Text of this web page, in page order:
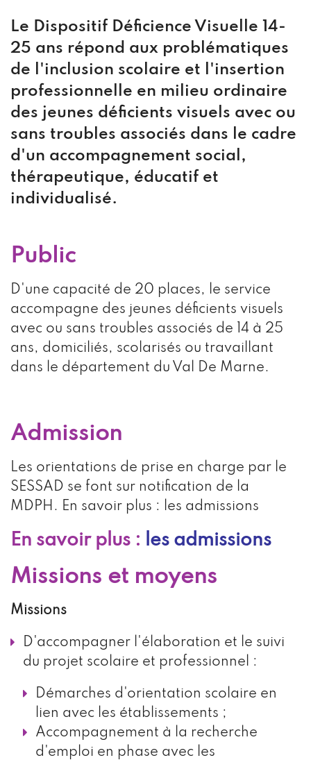
Le Dispositif Déficience Visuelle 14-
25 ans répond aux problématiques
de l'inclusion scolaire et l'insertion
professionnelle en milieu ordinaire
des jeunes déficients visuels avec ou
sans troubles associés dans le cadre
d'un accompagnement social,
thérapeutique, éducatif et
individualisé.
Public
D'une capacité de 20 places, le service
accompagne des jeunes déficients visuels
avec ou sans troubles associés de 14 à 25
ans, domiciliés, scolarisés ou travaillant
dans le département du Val De Marne.
Admission
Les orientations de prise en charge par le
SESSAD se font sur notification de la
MDPH. En savoir plus : les admissions
En savoir plus : les admissions
Missions et moyens
Missions
D'accompagner l'élaboration et le suivi
du projet scolaire et professionnel :
Démarches d'orientation scolaire en
lien avec les établissements ;
Accompagnement à la recherche
d'emploi en phase avec les